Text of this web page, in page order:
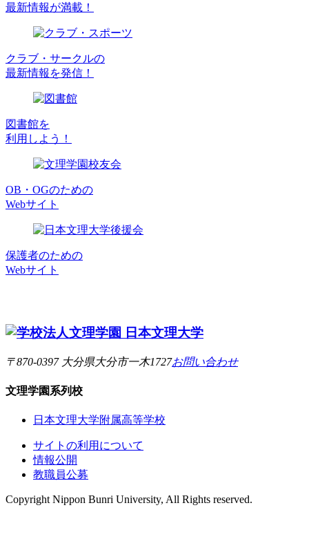
最新情報が満載！
クラブ・サークルの
最新情報を発信！
図書館を
利用しよう！
OB・OGのための
Webサイト
保護者のための
Webサイト
〒870-0397 大分県大分市一木1727お問い合わせ
文理学園系列校
日本文理大学附属高等学校
サイトの利用について
情報公開
教職員公募
Copyright Nippon Bunri University, All Rights reserved.